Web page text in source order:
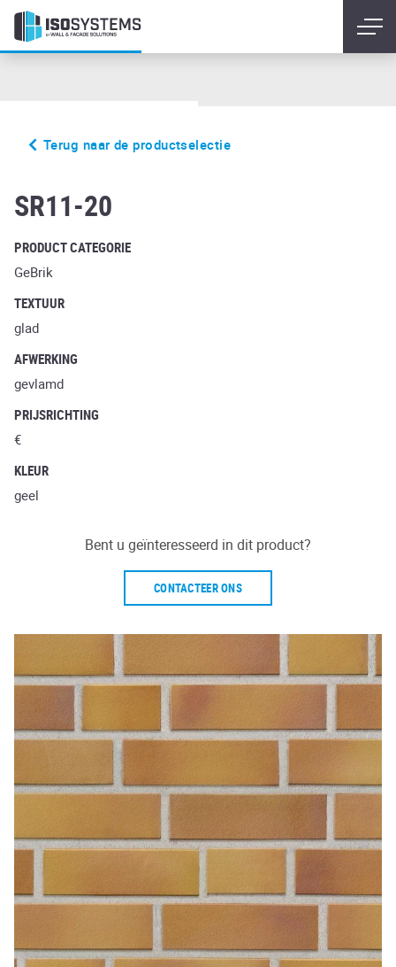
Terug naar de productselectie
SR11-20
PRODUCT CATEGORIE
GeBrik
TEXTUUR
glad
AFWERKING
gevlamd
PRIJSRICHTING
€
KLEUR
geel
Bent u geïnteresseerd in dit product?
CONTACTEER ONS